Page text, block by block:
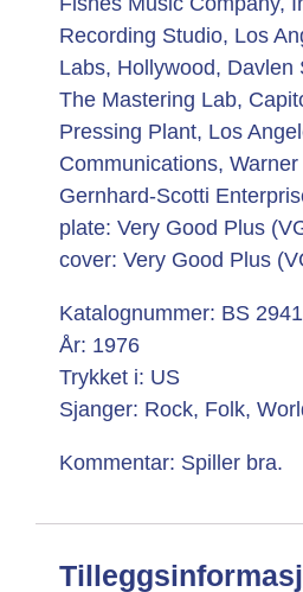
Recording Studio, Los
Labs, Hollywood, Davlen
The Mastering Lab,
Pressing Plant, Los
Communications,
Gernhard-Scotti
plate: Very Good Plus
cover: Very Good Plus
Katalognummer: BS 2941
År: 1976
Trykket i: US
Sjanger: Rock, Folk,
Kommentar: Spiller bra.